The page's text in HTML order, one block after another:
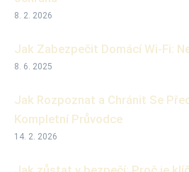
8. 2. 2026
Jak Zabezpečit Domácí Wi-Fi:
8. 6. 2025
Jak Rozpoznat a Chránit Se
Kompletní Průvodce
14. 2. 2026